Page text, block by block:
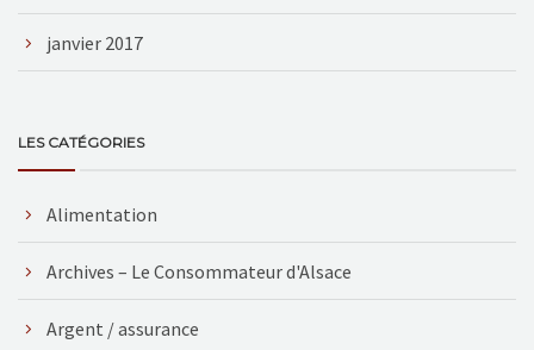
janvier 2017
LES CATÉGORIES
Alimentation
Archives – Le Consommateur d'Alsace
Argent / assurance